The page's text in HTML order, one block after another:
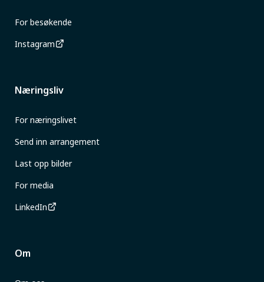
For besøkende
Instagram
Næringsliv
For næringslivet
Send inn arrangement
Last opp bilder
For media
LinkedIn
Om